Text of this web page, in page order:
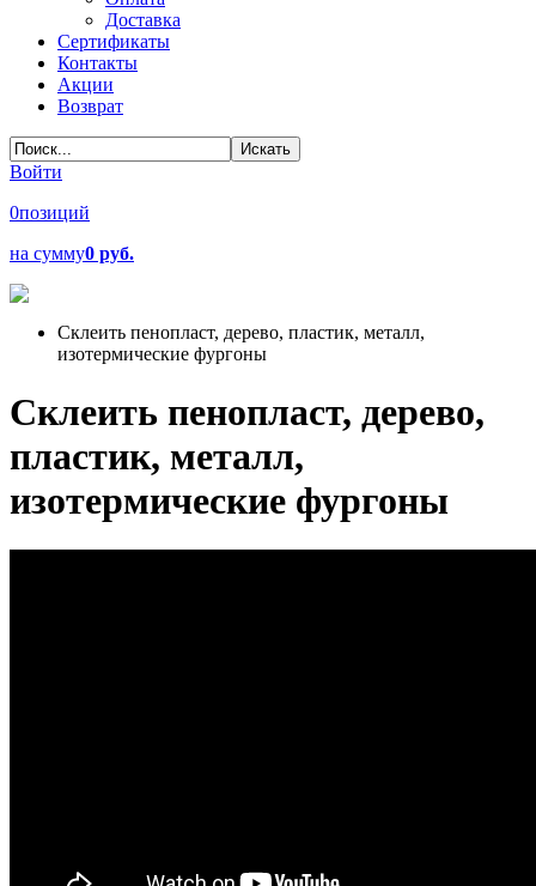
Доставка
Сертификаты
Контакты
Акции
Возврат
Войти
0позиций
на сумму0 руб.
Склеить пенопласт, дерево, пластик, металл,
изотермические фургоны
Склеить пенопласт, дерево,
пластик, металл,
изотермические фургоны